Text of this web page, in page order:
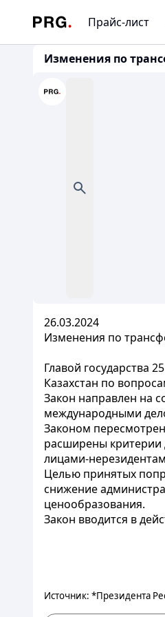
Прайс-лист
Изменения по
26.03.2024
Изменения по
Главой государства
Казахстан по
Закон направлен на
международными
Законом
расширены критерии
лицами-
Целью принятых
снижение
ценообразования.
Закон вводится в
Источник: *Президента